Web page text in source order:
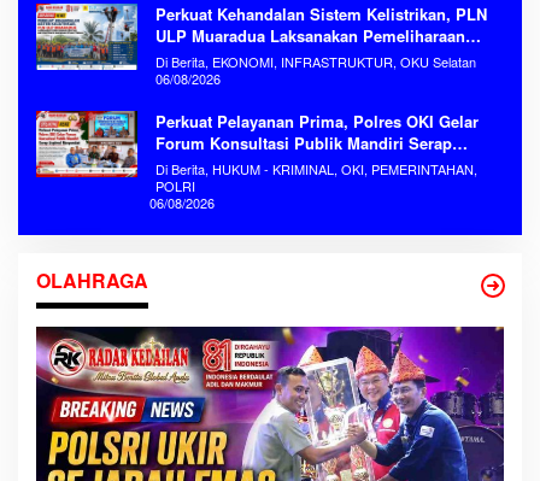
Perkuat Kehandalan Sistem Kelistrikan, PLN
ULP Muaradua Laksanakan Pemeliharaan
ROW dan HAR Konstruksi Gabungan Secara
Terpadu
Di Berita, EKONOMI, INFRASTRUKTUR, OKU Selatan
06/08/2026
Perkuat Pelayanan Prima, Polres OKI Gelar
Forum Konsultasi Publik Mandiri Serap
Aspirasi Masyarakat
Di Berita, HUKUM - KRIMINAL, OKI, PEMERINTAHAN,
POLRI
06/08/2026
OLAHRAGA